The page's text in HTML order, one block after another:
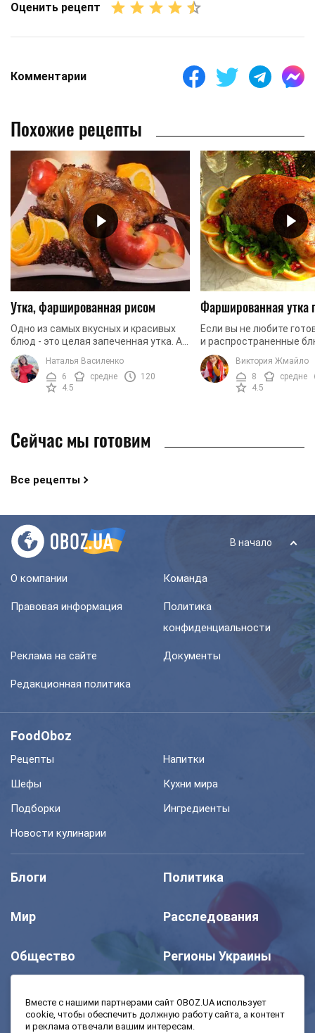
Оценить рецепт
Комментарии
Похожие рецепты
Утка, фаршированная рисом
Одно из самых вкусных и красивых
блюд - это целая запеченная утка. А
когда внутри утки запекается еще и
гарнир, то у данного блюда
пропадают ...
Наталья Василенко
6
средне
120
4.5
Фаршированная утка
Если вы не любите
и распространенные
рецепт для вас. Ведь
предлагаем вам
царски. Для ...
Виктория Жмайло
8
средне
4.5
Сейчас мы готовим
Все рецепты
В начало
О компании Команда
Правовая информация
Политика
конфиденциальности
Реклама на сайте Документы
Редакционная политика
FoodOboz
Рецепты
Напитки
Шефы
Кухни мира
Подборки
Ингредиенты
Новости кулинарии
Блоги Политика
Мир Расследования
Общество Регионы Украины
Вместе с нашими партнерами сайт OBOZ.UA использует
cookie, чтобы обеспечить должную работу сайта, а контент
и реклама отвечали вашим интересам.